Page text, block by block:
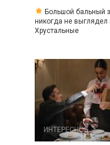
Большой бальный
никогда не
Хрустальные
ИНТЕРЕСНОЕ